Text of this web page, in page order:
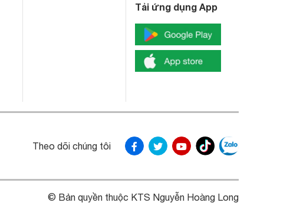
Tải ứng dụng App
Theo dõi chúng tôi
© Bản quyền thuộc KTS Nguyễn Hoàng Long